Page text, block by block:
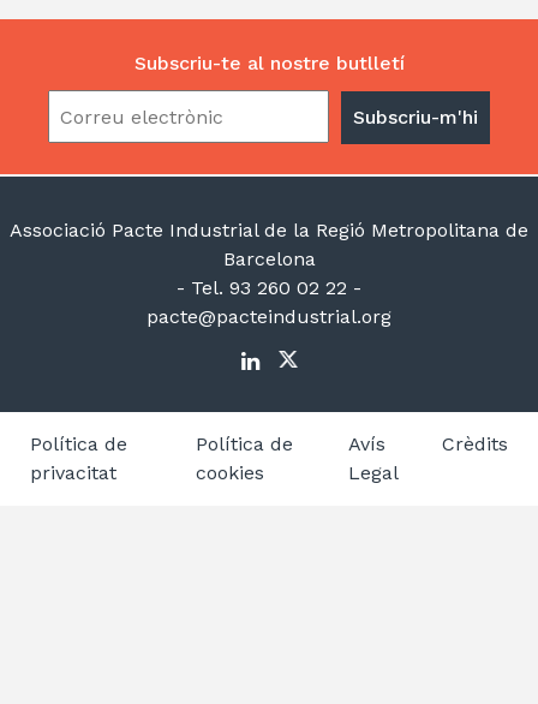
Subscriu-te al nostre butlletí
Associació Pacte Industrial de la Regió Metropolitana de
Barcelona
- Tel. 93 260 02 22 -
pacte@pacteindustrial.org
Política de
privacitat
Política de
cookies
Avís
Legal
Crèdits